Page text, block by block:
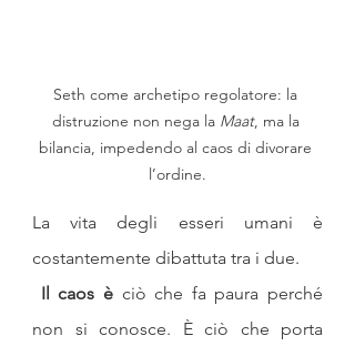
Seth come archetipo regolatore: la
distruzione non nega la Maat, ma la
bilancia, impedendo al caos di divorare
l’ordine.
La vita degli esseri umani è
costantemente dibattuta tra i due.
Il caos è ciò che fa paura perché
non si conosce. È ciò che porta